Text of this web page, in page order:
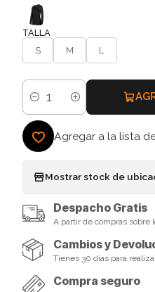
TALLA
S M L
Cantidad
Agregar a la lista
Mostrar stock de
Despacho Gratis
A partir de compras sobre
Cambios y
Tienes 30 días para
Compra seguro